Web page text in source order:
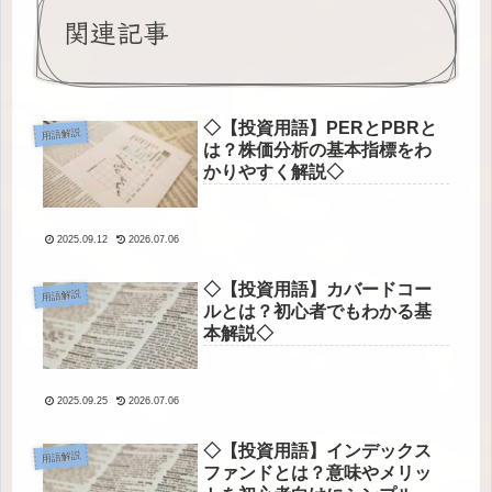
関連記事
用語解説
◇【投資用語】PERとPBRと
は？株価分析の基本指標をわ
かりやすく解説◇
2025.09.12 2026.07.06
用語解説
◇【投資用語】カバードコー
ルとは？初心者でもわかる基
本解説◇
2025.09.25 2026.07.06
用語解説
◇【投資用語】インデックス
ファンドとは？意味やメリッ